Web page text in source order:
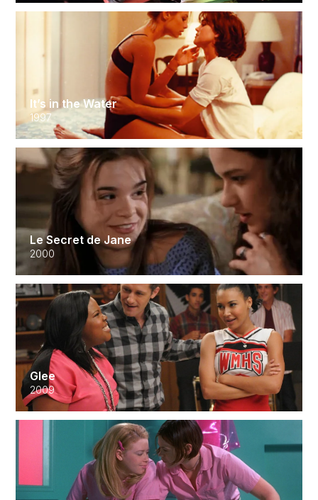
It’s in the Water
1997
Le Secret de Jane
2000
Glee
2009